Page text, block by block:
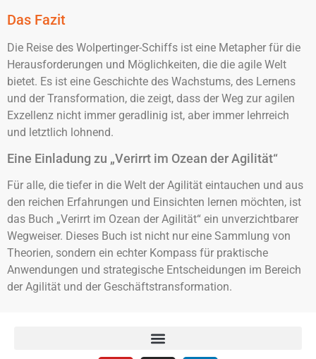
Das Fazit
Die Reise des Wolpertinger-Schiffs ist eine Metapher für die
Herausforderungen und Möglichkeiten, die die agile Welt
bietet. Es ist eine Geschichte des Wachstums, des Lernens
und der Transformation, die zeigt, dass der Weg zur agilen
Exzellenz nicht immer geradlinig ist, aber immer lehrreich
und letztlich lohnend.
Eine Einladung zu „Verirrt im Ozean der Agilität“
Für alle, die tiefer in die Welt der Agilität eintauchen und aus
den reichen Erfahrungen und Einsichten lernen möchten, ist
das Buch „Verirrt im Ozean der Agilität“ ein unverzichtbarer
Wegweiser. Dieses Buch ist nicht nur eine Sammlung von
Theorien, sondern ein echter Kompass für praktische
Anwendungen und strategische Entscheidungen im Bereich
der Agilität und der Geschäftstransformation.